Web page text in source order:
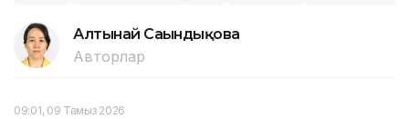
Алтынай Сағындықова
Авторлар
09:01, 09 Тамыз 2026